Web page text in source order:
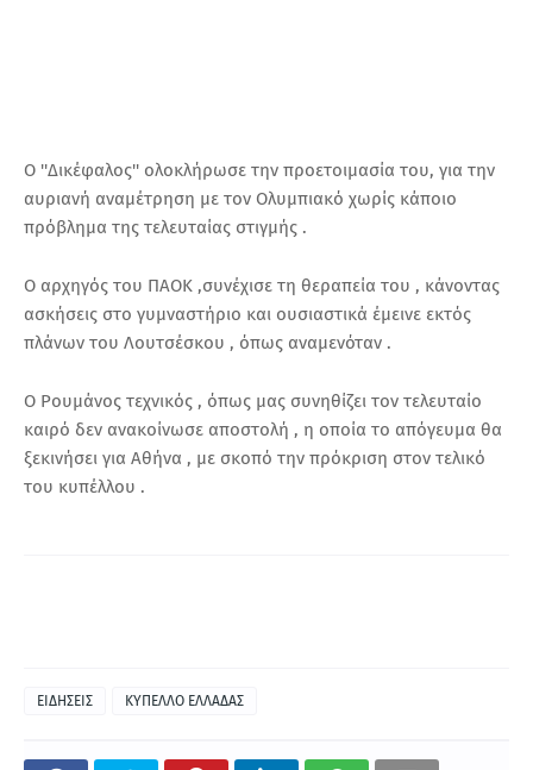
Ο ''Δικέφαλος'' ολοκλήρωσε την προετοιμασία του, για την
αυριανή αναμέτρηση με τον Ολυμπιακό χωρίς κάποιο
πρόβλημα της τελευταίας στιγμής .
Ο αρχηγός του ΠΑΟΚ ,συνέχισε τη θεραπεία του , κάνοντας
ασκήσεις στο γυμναστήριο και ουσιαστικά έμεινε εκτός
πλάνων του Λουτσέσκου , όπως αναμενόταν .
Ο Ρουμάνος τεχνικός , όπως μας συνηθίζει τον τελευταίο
καιρό δεν ανακοίνωσε αποστολή , η οποία το απόγευμα θα
ξεκινήσει για Αθήνα , με σκοπό την πρόκριση στον τελικό
του κυπέλλου .
ΕΙΔΗΣΕΙΣ ΚΥΠΕΛΛΟ ΕΛΛΑΔΑΣ